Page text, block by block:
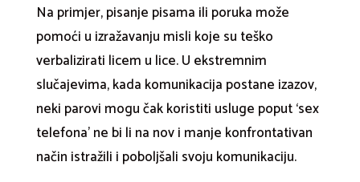
Na primjer, pisanje pisama ili poruka može
pomoći u izražavanju misli koje su teško
verbalizirati licem u lice. U ekstremnim
slučajevima, kada komunikacija postane izazov,
neki parovi mogu čak koristiti usluge poput ‘sex
telefona’ ne bi li na nov i manje konfrontativan
način istražili i poboljšali svoju komunikaciju.